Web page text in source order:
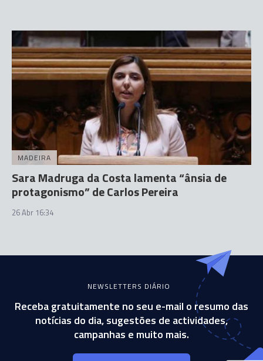
MADEIRA
Sara Madruga da Costa lamenta “ânsia de
protagonismo” de Carlos Pereira
26 Abr 16:34
NEWSLETTERS DIÁRIO
Receba gratuitamente no seu e-mail o resumo das
notícias do dia, sugestões de actividades,
campanhas e muito mais.